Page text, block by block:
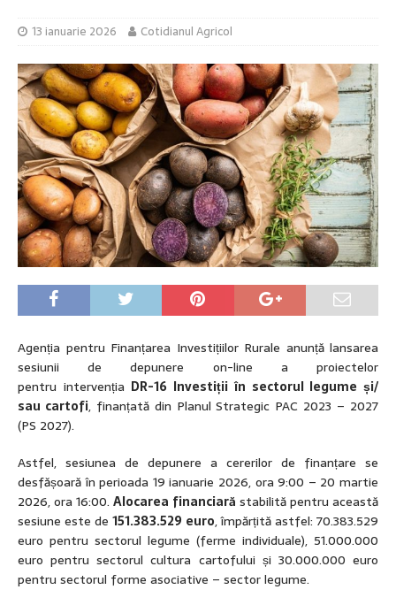
13 ianuarie 2026 Cotidianul Agricol
Agenția pentru Finanțarea Investițiilor Rurale anunță lansarea
sesiunii de depunere on-line a proiectelor
pentru intervenția DR-16 Investiții în sectorul legume și/
sau cartofi, finanțată din Planul Strategic PAC 2023 – 2027
(PS 2027).
Astfel, sesiunea de depunere a cererilor de finanțare se
desfășoară în perioada 19 ianuarie 2026, ora 9:00 – 20 martie
2026, ora 16:00.Alocarea financiară stabilită pentru această
sesiune este de151.383.529 euro, împărțită astfel: 70.383.529
euro pentru sectorul legume (ferme individuale), 51.000.000
euro pentru sectorul cultura cartofului și 30.000.000 euro
pentru sectorul forme asociative – sector legume.